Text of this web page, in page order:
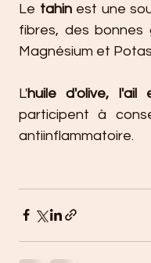
Le tahin est une
fibres, des bonnes
Magnésium et
L'huile d'olive,
participent à
antiinflammatoire.